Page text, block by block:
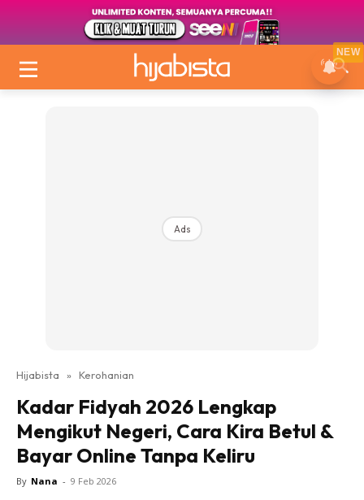
Ads
Hijabista » Kerohanian
Kadar Fidyah 2026 Lengkap
Mengikut Negeri, Cara Kira Betul &
Bayar Online Tanpa Keliru
By Nana - 9 Feb 2026
NEW